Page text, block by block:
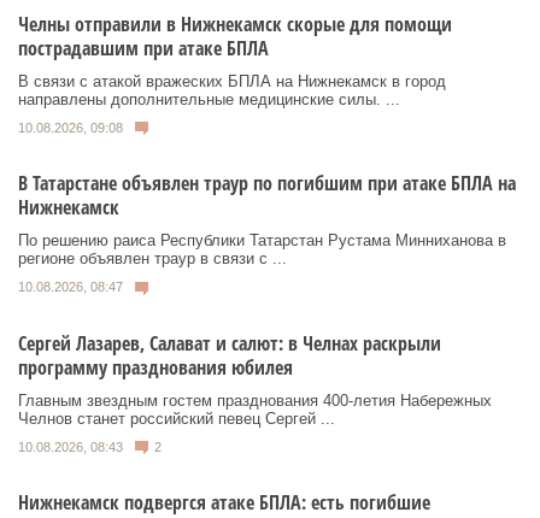
Челны отправили в Нижнекамск скорые для помощи
пострадавшим при атаке БПЛА
В связи с атакой вражеских БПЛА на Нижнекамск в город
направлены дополнительные медицинские силы. ...
10.08.2026, 09:08
В Татарстане объявлен траур по погибшим при атаке БПЛА на
Нижнекамск
По решению раиса Республики Татарстан Рустама Минниханова в
регионе объявлен траур в связи с ...
10.08.2026, 08:47
Сергей Лазарев, Салават и салют: в Челнах раскрыли
программу празднования юбилея
Главным звездным гостем празднования 400-летия Набережных
Челнов станет российский певец Сергей ...
10.08.2026, 08:43 2
Нижнекамск подвергся атаке БПЛА: есть погибшие